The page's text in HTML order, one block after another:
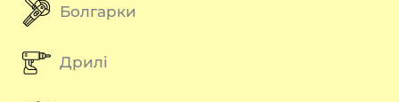
Болгарки
Дрилі